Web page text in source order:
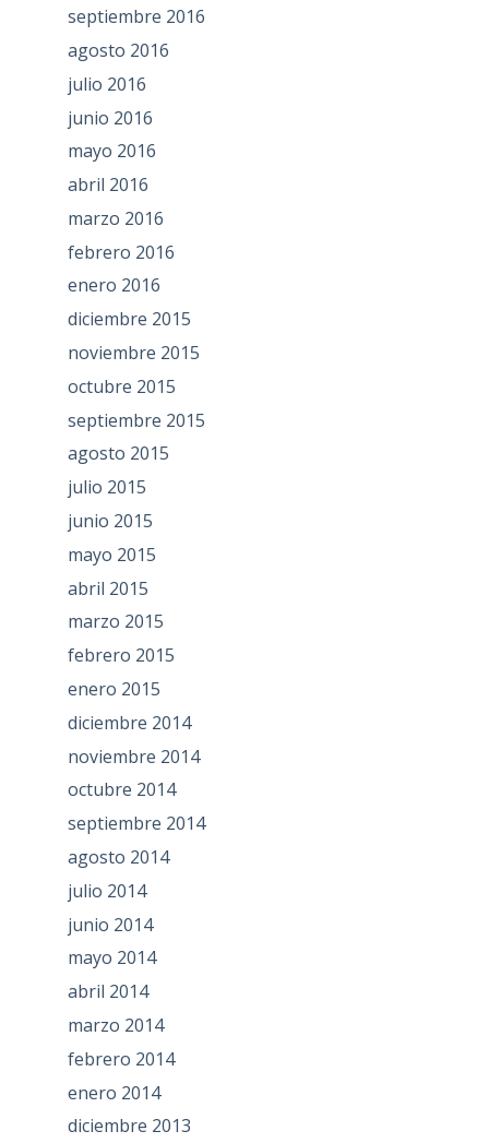
septiembre 2016
agosto 2016
julio 2016
junio 2016
mayo 2016
abril 2016
marzo 2016
febrero 2016
enero 2016
diciembre 2015
noviembre 2015
octubre 2015
septiembre 2015
agosto 2015
julio 2015
junio 2015
mayo 2015
abril 2015
marzo 2015
febrero 2015
enero 2015
diciembre 2014
noviembre 2014
octubre 2014
septiembre 2014
agosto 2014
julio 2014
junio 2014
mayo 2014
abril 2014
marzo 2014
febrero 2014
enero 2014
diciembre 2013